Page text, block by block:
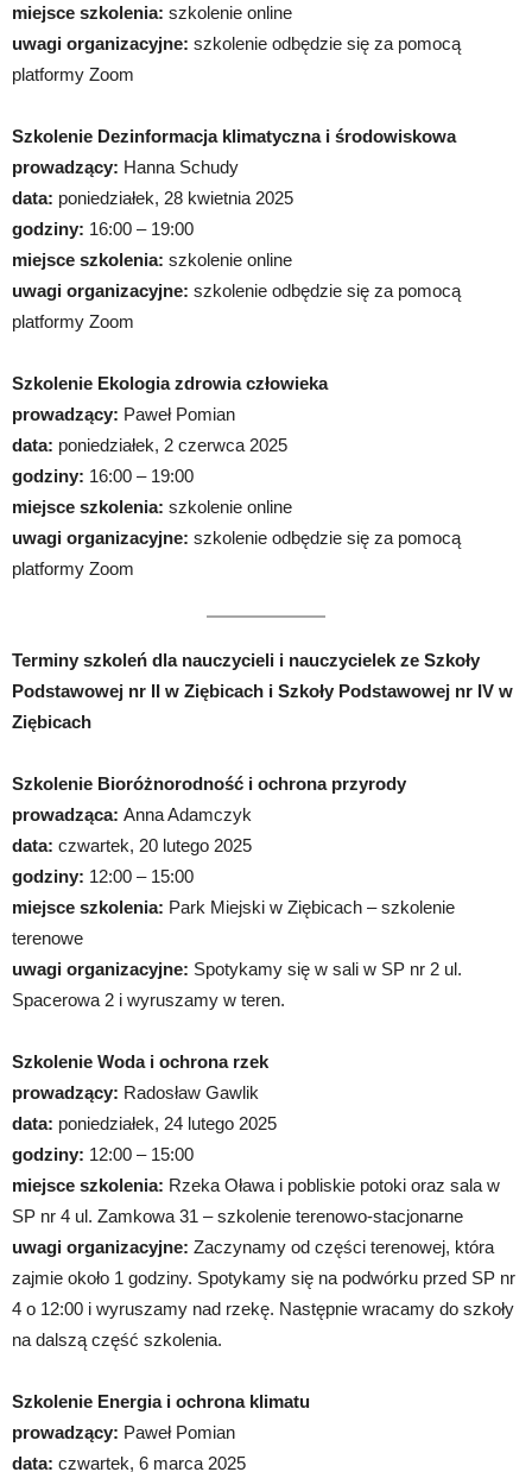
miejsce szkolenia: szkolenie online
uwagi organizacyjne: szkolenie odbędzie się za pomocą
platformy Zoom
Szkolenie Dezinformacja klimatyczna i środowiskowa
prowadzący: Hanna Schudy
data: poniedziałek, 28 kwietnia 2025
godziny: 16:00 – 19:00
miejsce szkolenia: szkolenie online
uwagi organizacyjne: szkolenie odbędzie się za pomocą
platformy Zoom
Szkolenie Ekologia zdrowia człowieka
prowadzący: Paweł Pomian
data: poniedziałek, 2 czerwca 2025
godziny: 16:00 – 19:00
miejsce szkolenia: szkolenie online
uwagi organizacyjne: szkolenie odbędzie się za pomocą
platformy Zoom
Terminy szkoleń dla nauczycieli i nauczycielek ze Szkoły
Podstawowej nr II w Ziębicach i Szkoły Podstawowej nr IV w
Ziębicach
Szkolenie Bioróżnorodność i ochrona przyrody
prowadząca: Anna Adamczyk
data: czwartek, 20 lutego 2025
godziny: 12:00 – 15:00
miejsce szkolenia: Park Miejski w Ziębicach – szkolenie
terenowe
uwagi organizacyjne: Spotykamy się w sali w SP nr 2 ul.
Spacerowa 2 i wyruszamy w teren.
Szkolenie Woda i ochrona rzek
prowadzący: Radosław Gawlik
data: poniedziałek, 24 lutego 2025
godziny: 12:00 – 15:00
miejsce szkolenia: Rzeka Oława i pobliskie potoki oraz sala w
SP nr 4 ul. Zamkowa 31 – szkolenie terenowo-stacjonarne
uwagi organizacyjne: Zaczynamy od części terenowej, która
zajmie około 1 godziny. Spotykamy się na podwórku przed SP nr
4 o 12:00 i wyruszamy nad rzekę. Następnie wracamy do szkoły
na dalszą część szkolenia.
Szkolenie Energia i ochrona klimatu
prowadzący: Paweł Pomian
data: czwartek, 6 marca 2025